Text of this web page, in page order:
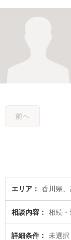
前へ
エリア 香川県
相談内容 相続
詳細条件 未選択